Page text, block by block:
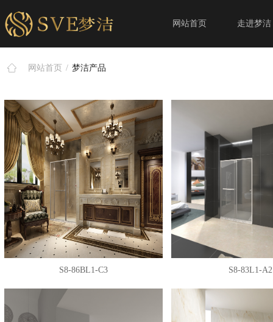
网站首页 走进梦洁
网站首页 / 梦洁产品
S8-86BL1-C3 S8-83L1-A2